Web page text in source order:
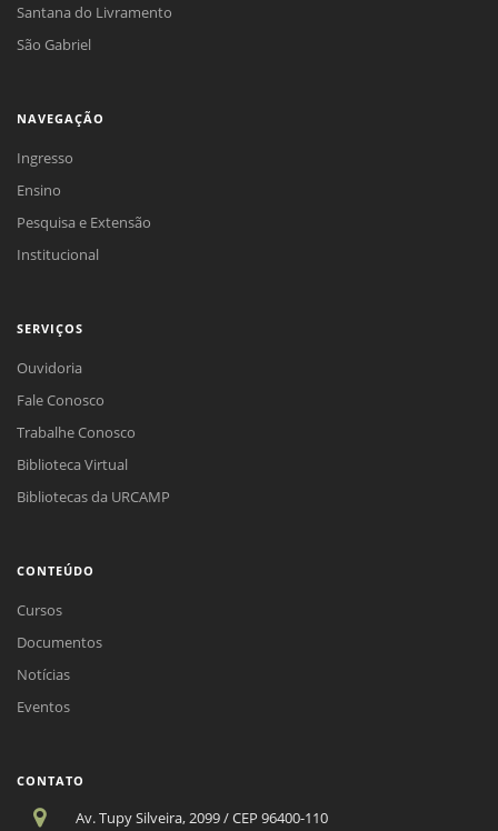
Santana do Livramento
São Gabriel
NAVEGAÇÃO
Ingresso
Ensino
Pesquisa e Extensão
Institucional
SERVIÇOS
Ouvidoria
Fale Conosco
Trabalhe Conosco
Biblioteca Virtual
Bibliotecas da URCAMP
CONTEÚDO
Cursos
Documentos
Notícias
Eventos
CONTATO
Av. Tupy Silveira, 2099 / CEP 96400-110